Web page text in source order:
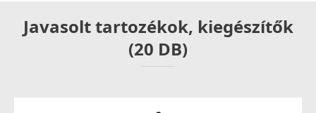
Javasolt tartozékok, kiegészítők
(20 DB)